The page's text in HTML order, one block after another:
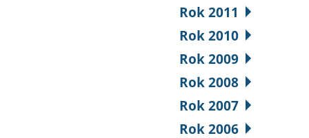
Rok 2011
Rok 2010
Rok 2009
Rok 2008
Rok 2007
Rok 2006